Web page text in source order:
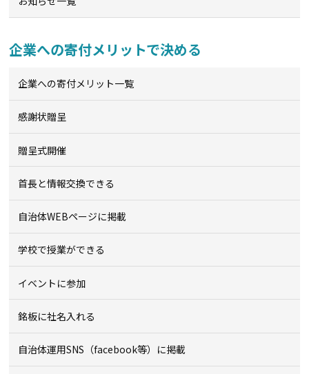
企業への寄付メリットで決める
企業への寄付メリット一覧
感謝状贈呈
贈呈式開催
首長と情報交換できる
自治体WEBページに掲載
学校で授業ができる
イベントに参加
銘板に社名入れる
自治体運用SNS（facebook等）に掲載